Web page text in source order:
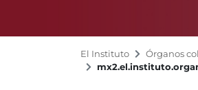
El Instituto
Órganos